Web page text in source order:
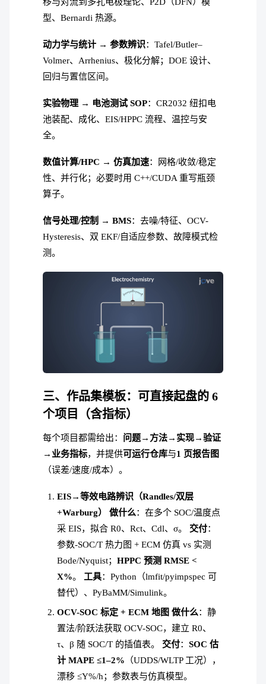
型、Bernardi 热源。
动力学与统计 → 参数辨识：Tafel/Butler–
Volmer、Arrhenius、极化分解；DOE 设计、
回归与置信区间。
实验物理 → 电池测试 SOP：CR2032 纽扣电
池装配、成化、EIS/HPPC 流程、温控与安
全。
数值计算/HPC → 仿真加速：网格/收敛/稳定
性、并行化；必要时用 C++/CUDA 重写瓶颈
算子。
信号处理/控制 → BMS：去噪/特征、OCV-
Hysteresis、双 EKF/自适应参数、故障模式检
测。
三、作品集模板：可直接起盘的 6
个项目（含指标）
每个项目都需给出： 问题→方法→实现→验证
→业务指标，并提供可运行仓库与1 页报告图
（误差/速度/成本）。
EIS→等效电路辨识（Randles/双层
+Warburg）
做什么：在多个 SOC/温度点
采 EIS，拟合 R0、Rct、Cdl、σ。
交付：
参数-SOC/T 热力图 + ECM 仿真 vs 实测
Bode/Nyquist； HPPC 预测 RMSE <
X%。 工具：Python（lmfit/pyimpspec 可
替代）、PyBaMM/Simulink。
OCV-SOC 标定 + ECM 地图 做什么：静
置法/阶跃法获取 OCV-SOC，建立 R0、
τ、β 随 SOC/T 的插值表。
交付： SOC 估
计 MAPE ≤1–2% （UDDS/WLTP 工况），
漂移 ≤Y%/h；参数表与仿真模型。